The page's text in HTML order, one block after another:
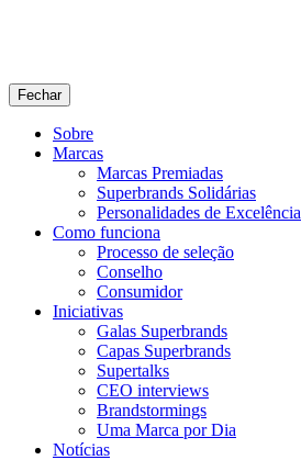
Fechar
Sobre
Marcas
Marcas Premiadas
Superbrands Solidárias
Personalidades de Excelência
Como funciona
Processo de seleção
Conselho
Consumidor
Iniciativas
Galas Superbrands
Capas Superbrands
Supertalks
CEO interviews
Brandstormings
Uma Marca por Dia
Notícias